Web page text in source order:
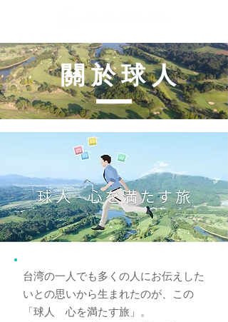
​關於球人
台湾の一人でも多くの人にお伝えした
いとの思いから生まれたのが、この
「球人 心を満たす旅」。